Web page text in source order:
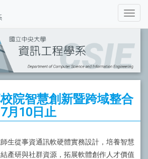
校院智慧創新暨跨域整合
月10日止
生從事資通訊軟硬體實務設計，培養智慧
產研與社群資源，拓展軟體創作人才價值